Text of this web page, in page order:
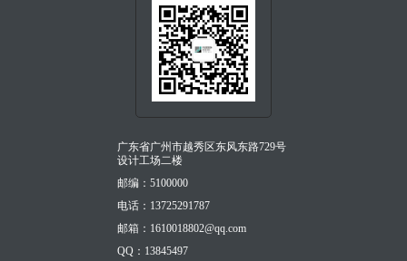
广东省广州市越秀区东风东路729号
设计工场二楼
邮编：5100000
电话：13725291787
邮箱：1610018802@qq.com
QQ：13845497